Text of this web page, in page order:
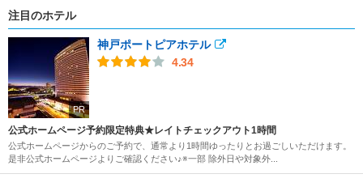
注目のホテル
PR
神戸ポートピアホテル
4.34
公式ホームページ予約限定特典★レイトチェックアウト1時間
公式ホームページからのご予約で、通常より1時間ゆったりとお過ごしいただけます。
是非公式ホームページよりご確認ください♪※一部 除外日や対象外...